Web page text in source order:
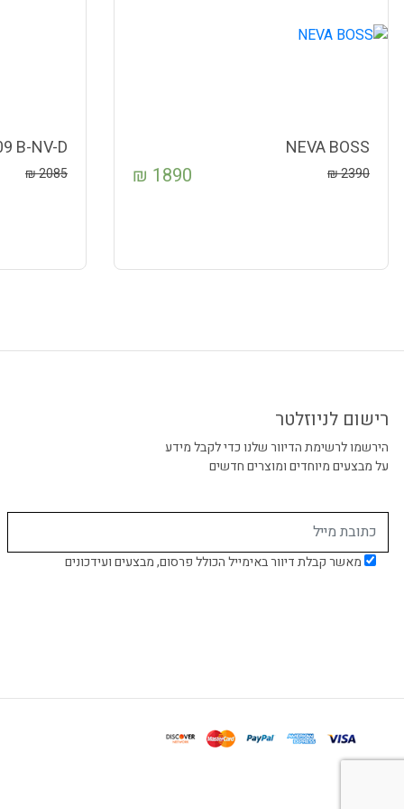
NEVA BOSS
2390
₪
1890
₪
B-NV-D
2085
₪
רישום לניוזלטר
הירשמו לרשימת הדיוור שלנו כדי לקבל מידע
על מבצעים מיוחדים ומוצרים חדשים
מאשר קבלת דיוור באימייל הכולל פרסום, מבצעים ועידכונים